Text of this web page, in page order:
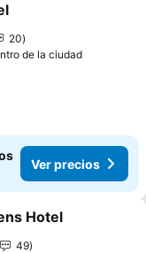
favoritos
20
de la ciudad
Ver precios
favoritos
Hotel
49